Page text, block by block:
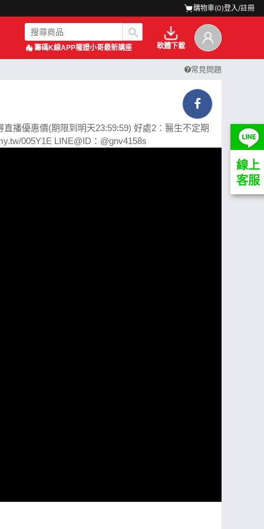
購物車(0)登入/註冊
籌碼K線APP權證小哥最新講座 軟體下載
常見問題
線上
客服
播優惠價(期限到明天23:59:59) 好處2：醫生不定期
005Y1E LINE@ID：@gnv4158s